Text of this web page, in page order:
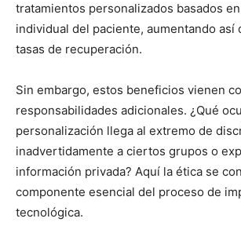
tratamientos personalizados basados
individual del paciente, aumentando así
tasas de recuperación.
Sin embargo, estos beneficios vienen
responsabilidades adicionales. ¿Qué
personalización llega al extremo de
inadvertidamente a ciertos grupos o
información privada? Aquí la ética se
componente esencial del proceso de
tecnológica.